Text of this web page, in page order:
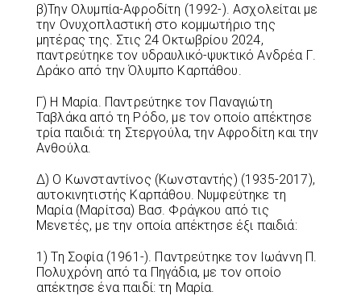
β)Την Ολυμπία-Αφροδίτη (1992-). Ασχολείται με
την Ονυχοπλαστική στο κομμωτήριο της
μητέρας της. Στις 24 Οκτωβρίου 2024,
παντρεύτηκε τον υδραυλικό-ψυκτικό Ανδρέα Γ.
Δράκο από την Όλυμπο Καρπάθου.
Γ) Η Μαρία. Παντρεύτηκε τον Παναγιώτη
Ταβλάκα από τη Ρόδο, με τον οποίο απέκτησε
τρία παιδιά: τη Στεργούλα, την Αφροδίτη και την
Ανθούλα.
Δ) Ο Κωνσταντίνος (Κωνσταντής) (1935-2017),
αυτοκινητιστής Καρπάθου. Νυμφεύτηκε τη
Μαρία (Μαρίτσα) Βασ. Φράγκου από τις
Μενετές, με την οποία απέκτησε έξι παιδιά:
1) Τη Σοφία (1961-). Παντρεύτηκε τον Ιωάννη Π.
Πολυχρόνη από τα Πηγάδια, με τον οποίο
απέκτησε ένα παιδί: τη Μαρία.